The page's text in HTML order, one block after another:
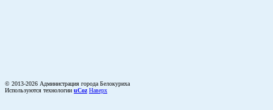
© 2013-2026 Администрация города Белокуриха
Используются технологии uCoz Наверх